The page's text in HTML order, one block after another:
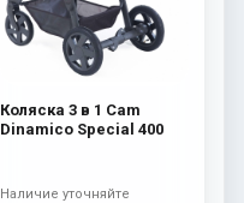
Коляска 3 в 1 Cam
Dinamico Special 400
Наличие уточняйте